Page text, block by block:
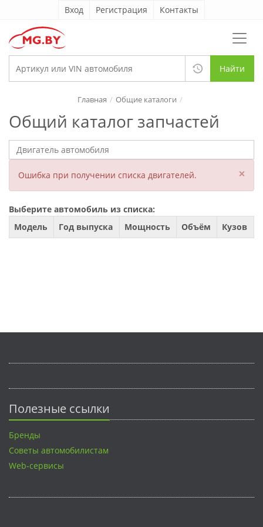
Вход Регистрация Контакты
Найти
Общий каталог запчастей
Главная Общие каталоги
Ошибка при получении списка двигателей. ×
Выберите автомобиль из списка:
Модель
Год выпуска Мощность Объём Кузов
Полезные ссылки
Бренды
Советы автомобилистам
Web-сервисы